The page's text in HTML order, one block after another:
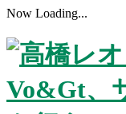
Now Loading...